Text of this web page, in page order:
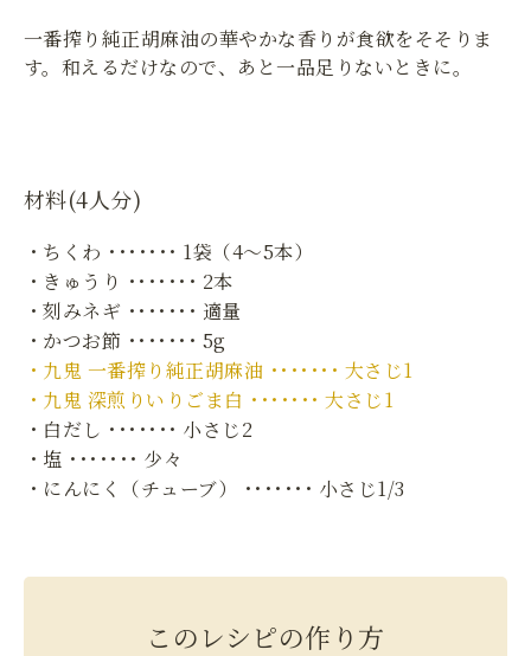
一番搾り純正胡麻油の華やかな香りが食欲をそそりま
す。和えるだけなので、あと一品足りないときに。
材料(4人分)
・ちくわ ･･･････ 1袋（4～5本）
・きゅうり ･･･････ 2本
・刻みネギ ･･･････ 適量
・かつお節 ･･･････ 5g
・九鬼 一番搾り純正胡麻油 ･･･････ 大さじ1
・九鬼 深煎りいりごま白 ･･･････ 大さじ1
・白だし ･･･････ 小さじ2
・塩 ･･･････ 少々
・にんにく（チューブ） ･･･････ 小さじ1/3
このレシピの作り方